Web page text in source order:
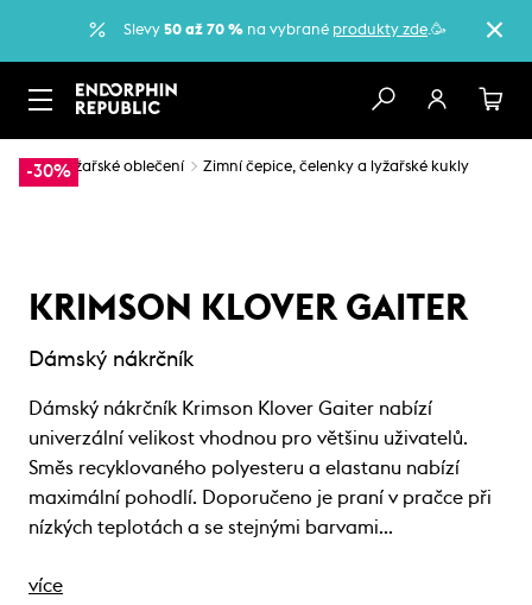
Slevy 50 až 70 % na vybrané produkty zde.🥳
-30%
… Lyžařské oblečení Zimní čepice, čelenky a lyžařské kukly
KRIMSON KLOVER GAITER
Dámský nákrčník
Dámský nákrčník Krimson Klover Gaiter nabízí
univerzální velikost vhodnou pro většinu uživatelů.
Směs recyklovaného polyesteru a elastanu nabízí
maximální pohodlí. Doporučeno je praní v pračce při
nízkých teplotách a se stejnými barvami…
více